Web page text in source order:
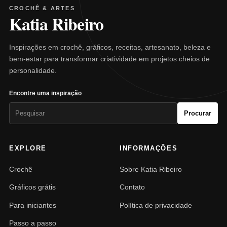
CROCHÊ & ARTES
Katia Ribeiro
Inspirações em crochê, gráficos, receitas, artesanato, beleza e
bem-estar para transformar criatividade em projetos cheios de
personalidade.
Encontre uma inspiração
Procurar
EXPLORE
Crochê
Gráficos grátis
Para iniciantes
Passo a passo
INFORMAÇÕES
Sobre Katia Ribeiro
Contato
Política de privacidade